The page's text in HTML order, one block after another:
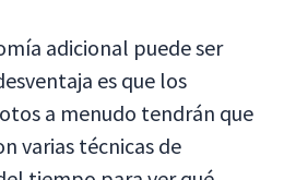
adicional puede ser
es que los
a menudo tendrán que
varias técnicas de